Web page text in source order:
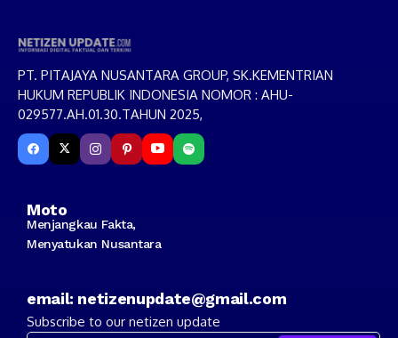
PT. PITAJAYA NUSANTARA GROUP, SK.KEMENTRIAN
HUKUM REPUBLIK INDONESIA NOMOR : AHU-
029577.AH.01.30.TAHUN 2025,
Moto
Menjangkau Fakta,
Menyatukan Nusantara
email: netizenupdate@gmail.com
Subscribe to our netizen update